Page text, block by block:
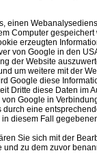
einen
Computer
erzeugten
von Google in den
der Website
um weitere mit der
Google diese
Dritte diese Daten im
Google in
eine
diesem Fall
Sie sich mit der
zu dem zuvor